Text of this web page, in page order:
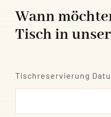
Wann
Tisch in
Tischreservierung